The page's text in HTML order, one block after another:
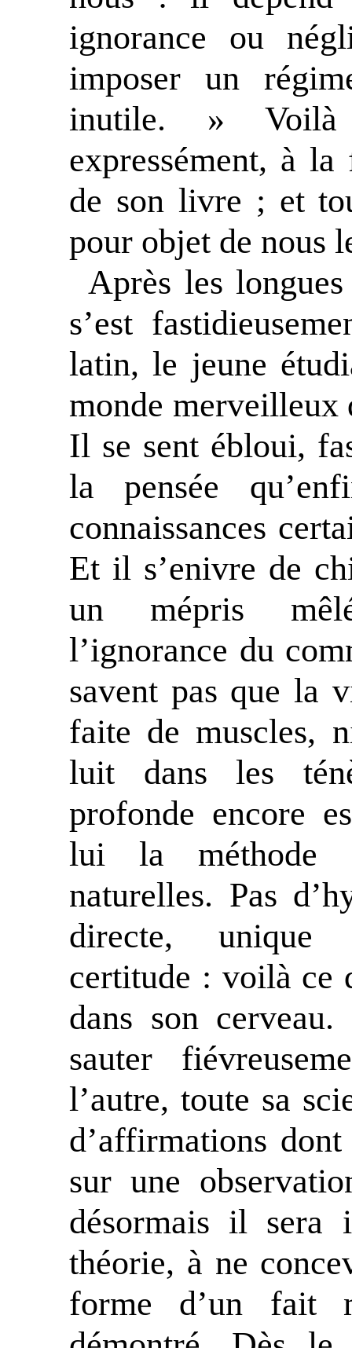
ignorance ou
imposer un
inutile. »
expressément, à
de son livre ; et
pour objet de nous
Après les
s’est
latin, le jeune
monde merveilleux
Il se sent ébloui,
la pensée
connaissances
Et il s’enivre de
un mépris
l’ignorance du
savent pas que la
faite de muscles,
luit dans les
profonde encore
lui la méthode
naturelles. Pas
directe, unique
certitude : voilà ce
dans son
sauter
l’autre, toute sa
d’affirmations
sur une
désormais il sera
théorie, à ne
forme d’un fait